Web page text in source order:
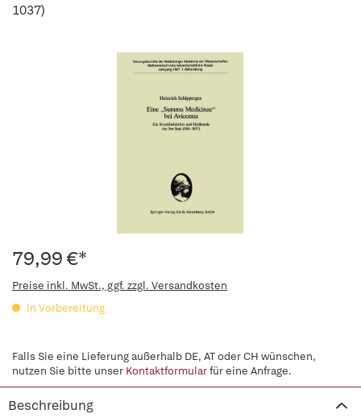
1037)
79,99 €*
Preise inkl. MwSt., ggf. zzgl. Versandkosten
in Vorbereitung
Falls Sie eine Lieferung außerhalb DE, AT oder CH wünschen,
nutzen Sie bitte unser Kontaktformularfür eine Anfrage.
Beschreibung